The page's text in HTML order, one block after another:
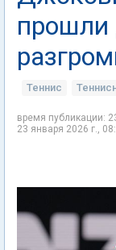
прошли
Теннис
время публикации:
23 января 2026 г.,